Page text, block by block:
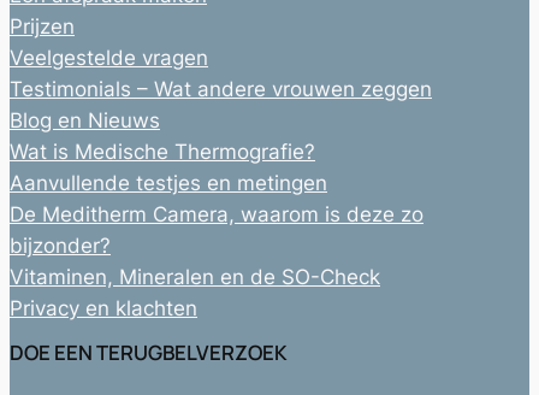
Prijzen
Veelgestelde vragen
Testimonials – Wat andere vrouwen zeggen
Blog en Nieuws
Wat is Medische Thermografie?
Aanvullende testjes en metingen
De Meditherm Camera, waarom is deze zo
bijzonder?
Vitaminen, Mineralen en de SO-Check
Privacy en klachten
DOE EEN TERUGBELVERZOEK